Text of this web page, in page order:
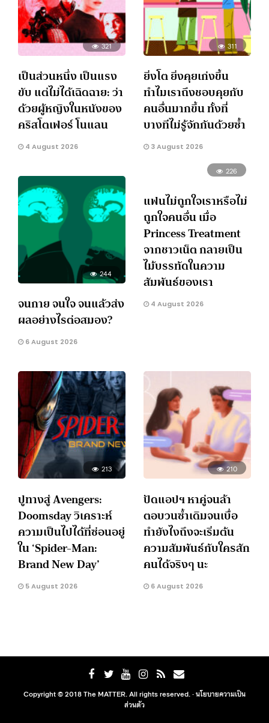
321
เป็นส่วนหนึ่ง เป็นแรง
ขับ แต่ไม่ได้เฉิดฉาย: ว่า
ด้วยผู้หญิงในหนังของ
คริสโตเฟอร์ โนแลน
4 August 2026
311
ยิ่งโต ยิ่งคุยเก่งขึ้น
ทำไมเราถึงชอบคุยกับ
คนอื่นมากขึ้น ทั้งที่
บางทีไม่รู้จักกันด้วยซ้ำ
3 August 2026
244
จนกาย จนใจ จนแล้วส่ง
ผลอย่างไรต่อสมอง?
6 August 2026
226
แฟนไม่ถูกใจเราหรือไม่
ถูกใจคนอื่น เมื่อ
Princess Treatment
จากชาวเน็ต กลายเป็น
ไม้บรรทัดในความ
สัมพันธ์ของเรา
4 August 2026
213
ปูทางสู่ Avengers:
Doomsday วิเคราะห์
ความเป็นไปได้ที่ซ่อนอยู่
ใน ‘Spider-Man:
Brand New Day’
5 August 2026
210
ปัดแอปฯ หาคู่จนล้า
ตอบวนซ้ำเดิมจนเบื่อ
ทำยังไงถึงจะเริ่มต้น
ความสัมพันธ์กับใครสัก
คนได้จริงๆ นะ
6 August 2026
Copyright © 2018 The MATTER. All rights reserved. ·นโยบายความเป็น
ส่วนตัว